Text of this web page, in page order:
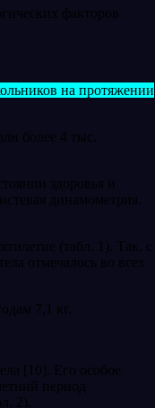
факторов
на протяжении
более 4 тыс.
здоровья и
динамометрия.
(табл. 1). Так, с
отмечалось во всех
7,1 кг.
[10]. Его особое
период
2).